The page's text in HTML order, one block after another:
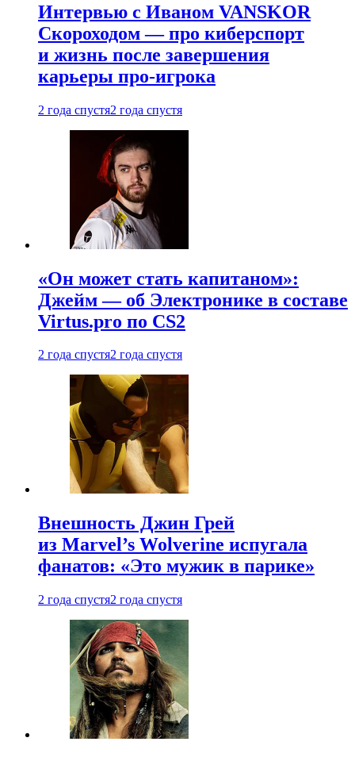
Интервью с Иваном VANSKOR
Скороходом — про киберспорт
и жизнь после завершения
карьеры про-игрока
2 года спустя2 года спустя
«Он может стать капитаном»:
Джейм — об Электронике в составе
Virtus.pro по CS2
2 года спустя2 года спустя
Внешность Джин Грей
из Marvel’s Wolverine испугала
фанатов: «Это мужик в парике»
2 года спустя2 года спустя